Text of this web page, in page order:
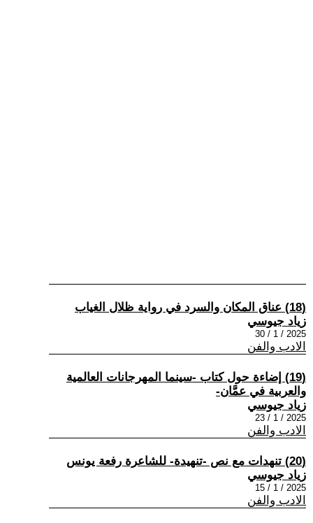
(18) عناق المكان والسرد في رواية ظلال الغياب
زياد جيوسي
2025 / 1 / 30
الادب والفن
(19) إضاءة حول كتاب -سينما المهرجانات العالمية
والعربية في عمَّان-
زياد جيوسي
2025 / 1 / 23
الادب والفن
(20) تنهدات مع نص -تنهيدة- للشاعرة رفعة يونس
زياد جيوسي
2025 / 1 / 15
الادب والفن